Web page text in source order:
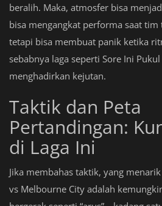
beralih. Maka, atmosfer bisa
bisa mengangkat performa saat tim
tetapi bisa membuat panik ketika
sebabnya laga seperti Sore Ini
menghadirkan kejutan.
Taktik dan Peta
Pertandingan:
di Laga Ini
Jika membahas taktik, yang
vs Melbourne City adalah